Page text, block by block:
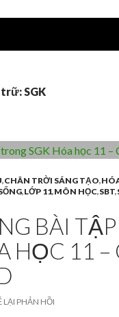
SGK
,CHÂN TRỜI SÁNG TẠO,
,LỚP 11,MÔN HỌC,SBT,
BÀI
HỌC 11 –
LẠI PHẢN HỒI